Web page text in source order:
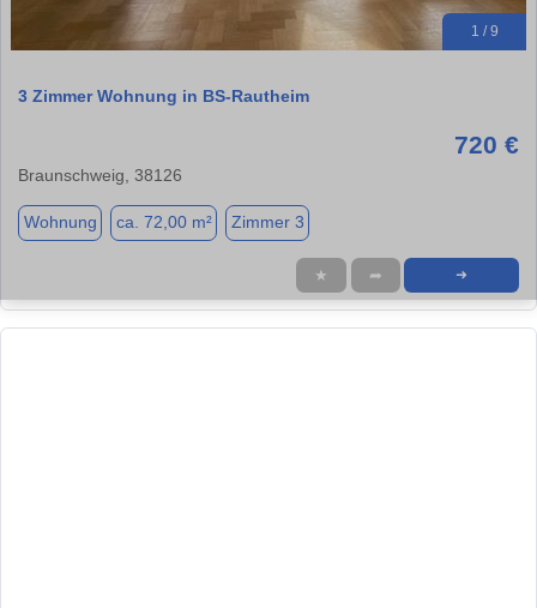
1 / 9
3 Zimmer Wohnung in BS-Rautheim
720 €
Braunschweig, 38126
Wohnung ca. 72,00 m² Zimmer 3
★ ➦ ➜